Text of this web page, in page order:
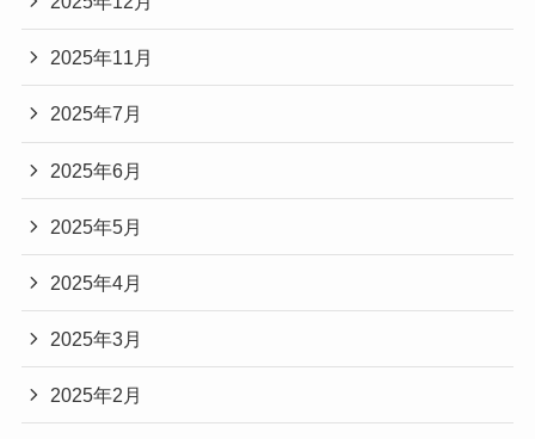
2025年11月
2025年7月
2025年6月
2025年5月
2025年4月
2025年3月
2025年2月